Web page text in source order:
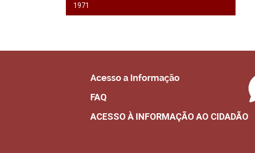
1971
Acesso a Informação
FAQ
ACESSO À INFORMAÇÃO AO CIDADÃO